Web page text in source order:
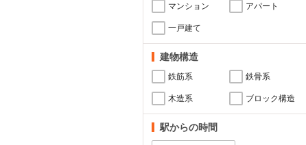
マンション アパート
一戸建て
建物構造
鉄筋系 鉄骨系
木造系 ブロック構造
駅からの時間